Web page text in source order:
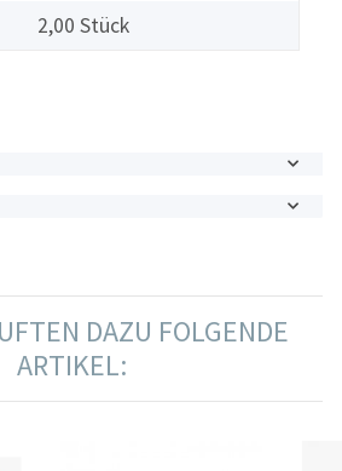
2,00 Stück
DAZU FOLGENDE
ARTIKEL: